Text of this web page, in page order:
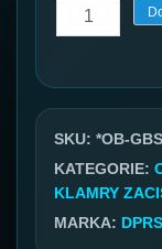
ilość
Obejma
W1
MINI
24-
26mm
SKU: *OB-
KATEGORIE:
KLAMRY
MARKA: